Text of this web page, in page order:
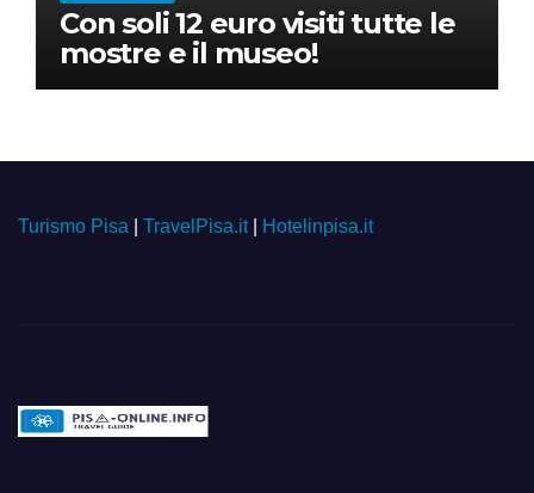
Con soli 12 euro visiti tutte le
mostre e il museo!
Turismo Pisa TravelPisa.it| Hotelinpisa.it